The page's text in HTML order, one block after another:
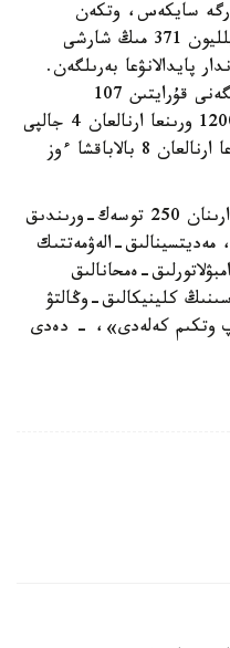
سايكەس، وتكەن
جىلدىڭ ىشىندە جالپى اۋماعى 2 ميلليون 371 مىڭ شارشى
ءتۇرلى نىساندار پايدالانۋعا بەرىلگەن.
بۇعان قوسا قۇنى 132 ميلليارد تەڭگەنى قۇرايتىن 107
الەۋمەتتىك نىسان، ونىڭ ىشىندە 1200 ورىنعا ارنالعان 4 جالپى
ءبىلىم بەرەتىن مەكتەپ، 1720 بالاعا ارنالعان 8 بالاباقشا ءوز
«دەنساۋلىق ساقتاۋ سالاسى نىساندارىنان 250 توسەك-ورىندىق
مەديتسينالىق-الەۋمەتتىك
ەمحانالىق
كلينيكالىق-وڭالتۋ
وتكىم كەلەدى»، - دەدى